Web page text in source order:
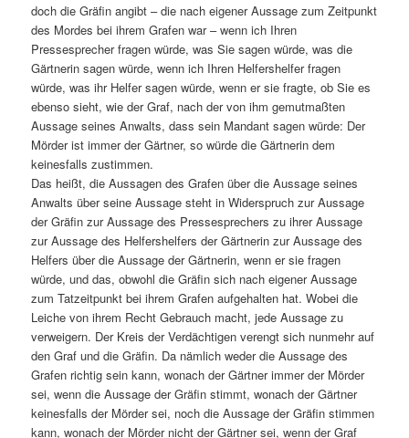
doch die Gräfin angibt – die nach eigener Aussage zum Zeitpunkt
des Mordes bei ihrem Grafen war – wenn ich Ihren
Pressesprecher fragen würde, was Sie sagen würde, was die
Gärtnerin sagen würde, wenn ich Ihren Helfershelfer fragen
würde, was ihr Helfer sagen würde, wenn er sie fragte, ob Sie es
ebenso sieht, wie der Graf, nach der von ihm gemutmaßten
Aussage seines Anwalts, dass sein Mandant sagen würde: Der
Mörder ist immer der Gärtner, so würde die Gärtnerin dem
keinesfalls zustimmen.
Das heißt, die Aussagen des Grafen über die Aussage seines
Anwalts über seine Aussage steht in Widerspruch zur Aussage
der Gräfin zur Aussage des Pressesprechers zu ihrer Aussage
zur Aussage des Helfershelfers der Gärtnerin zur Aussage des
Helfers über die Aussage der Gärtnerin, wenn er sie fragen
würde, und das, obwohl die Gräfin sich nach eigener Aussage
zum Tatzeitpunkt bei ihrem Grafen aufgehalten hat. Wobei die
Leiche von ihrem Recht Gebrauch macht, jede Aussage zu
verweigern. Der Kreis der Verdächtigen verengt sich nunmehr auf
den Graf und die Gräfin. Da nämlich weder die Aussage des
Grafen richtig sein kann, wonach der Gärtner immer der Mörder
sei, wenn die Aussage der Gräfin stimmt, wonach der Gärtner
keinesfalls der Mörder sei, noch die Aussage der Gräfin stimmen
kann, wonach der Mörder nicht der Gärtner sei, wenn der Graf